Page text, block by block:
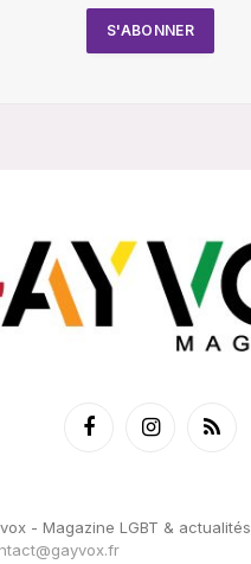
FacebookInstagramRSS
- Magazine LGBT & actualités